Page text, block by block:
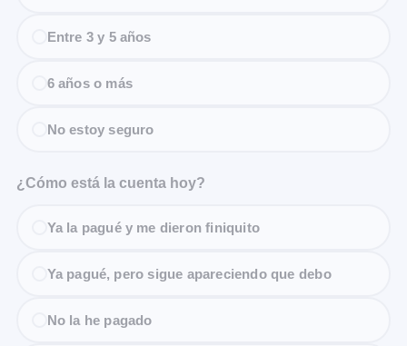
Entre 3 y 5 años
6 años o más
No estoy seguro
¿Cómo está la cuenta hoy?
Ya la pagué y me dieron finiquito
Ya pagué, pero sigue apareciendo que debo
No la he pagado